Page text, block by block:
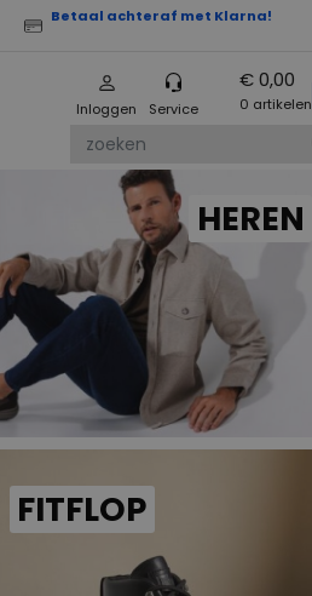
Betaal achteraf met Klarna!
Inloggen Service
€ 0,00
0 artikelen
HEREN
FITFLOP